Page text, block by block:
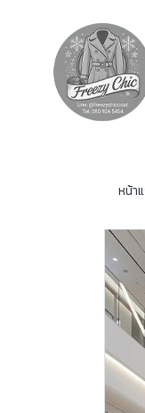
หน้า